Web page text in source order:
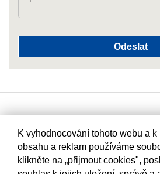
K vyhodnocování tohoto webu a
obsahu a reklam používáme
klikněte na „přijmout cookies",